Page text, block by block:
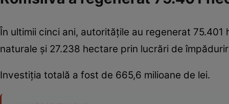
În ultimii cinci ani, autoritățile au regenerat
naturale și 27.238 hectare prin lucrări de
Investiția totală a fost de 665,6 milioane de lei.